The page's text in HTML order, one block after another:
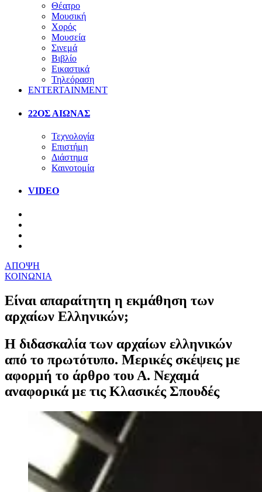
Θέατρο
Μουσική
Χορός
Μουσεία
Σινεμά
Βιβλίο
Εικαστικά
Τηλεόραση
ENTERTAINMENT
22ΟΣ ΑΙΩΝΑΣ
Τεχνολογία
Επιστήμη
Διάστημα
Καινοτομία
VIDEO
ΑΠΟΨΗ
ΚΟΙΝΩΝΙΑ
Είναι απαραίτητη η εκμάθηση των
αρχαίων Ελληνικών;
Η διδασκαλία των αρχαίων ελληνικών
από το πρωτότυπο. Μερικές σκέψεις με
αφορμή το άρθρο του Α. Νεχαμά
αναφορικά με τις Κλασικές Σπουδές